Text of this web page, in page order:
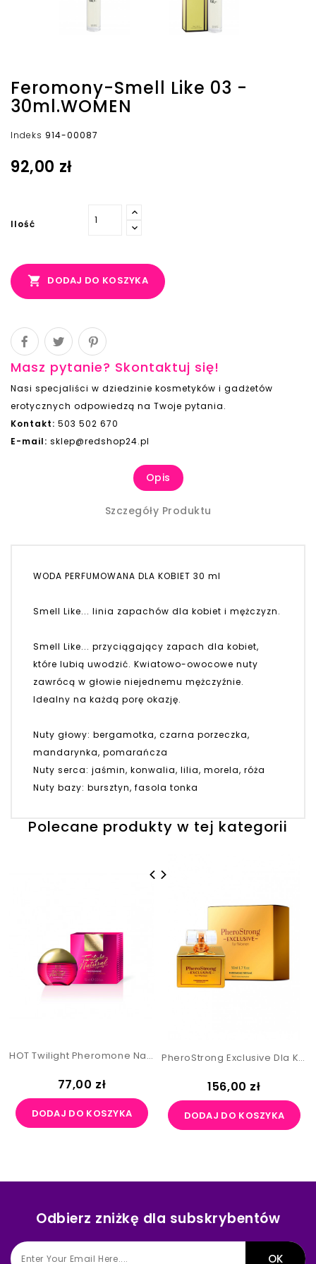
Feromony-Smell Like 03 -
30ml.WOMEN
Indeks 914-00087
92,00 zł
Ilość
 DODAJ DO KOSZYKA
Masz pytanie? Skontaktuj się!
Nasi specjaliści w dziedzinie kosmetyków i gadżetów
erotycznych odpowiedzą na Twoje pytania.
Kontakt: 503 502 670
E-mail: sklep@redshop24.pl
Opis
Szczegóły Produktu
WODA PERFUMOWANA DLA KOBIET 30 ml
Smell Like... linia zapachów dla kobiet i mężczyzn.
Smell Like... przyciągający zapach dla kobiet,
które lubią uwodzić. Kwiatowo-owocowe nuty
zawrócą w głowie niejednemu mężczyźnie.
Idealny na każdą porę okazję.
Nuty głowy: bergamotka, czarna porzeczka,
mandarynka, pomarańcza
Nuty serca: jaśmin, konwalia, lilia, morela, róża
Nuty bazy: bursztyn, fasola tonka
Polecane produkty w tej kategorii
HOT Twilight Pheromone Natural Spray Women 15 Ml
Cena
77,00 zł
DODAJ DO KOSZYKA
PheroStrong Exclusive Dla Kobiet 50 Ml
Cena
156,00 zł
DODAJ DO KOSZYKA
Odbierz zniżkę dla subskrybentów